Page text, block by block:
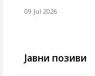
09 Jul 2026
Јавни позиви